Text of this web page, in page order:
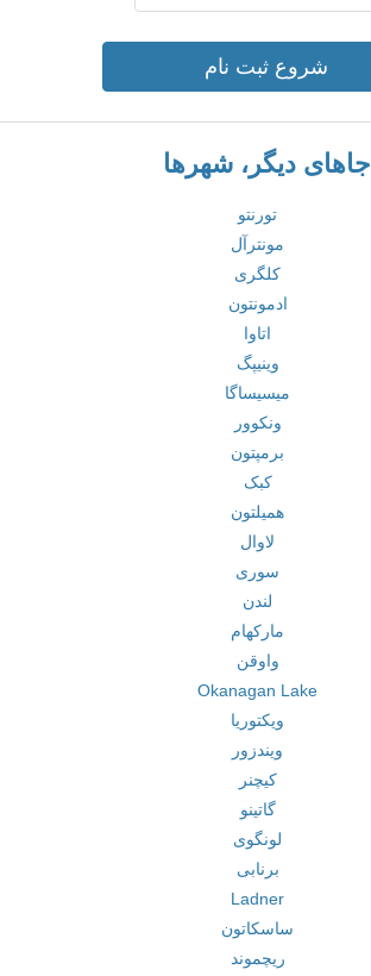
شروع ثبت نام
جاهای دیگر، شهرها
تورنتو
مونترآل
کلگری
ادمونتون
اتاوا
وینیپگ
میسیساگا
ونکوور
برمپتون
کبک
همیلتون
لاوال
سوری
لندن
مارکهام
واوقن
Okanagan Lake
ویکتوریا
ویندزور
کیچنر
گاتینو
لونگوی
برنابی
Ladner
ساسکاتون
ریچموند